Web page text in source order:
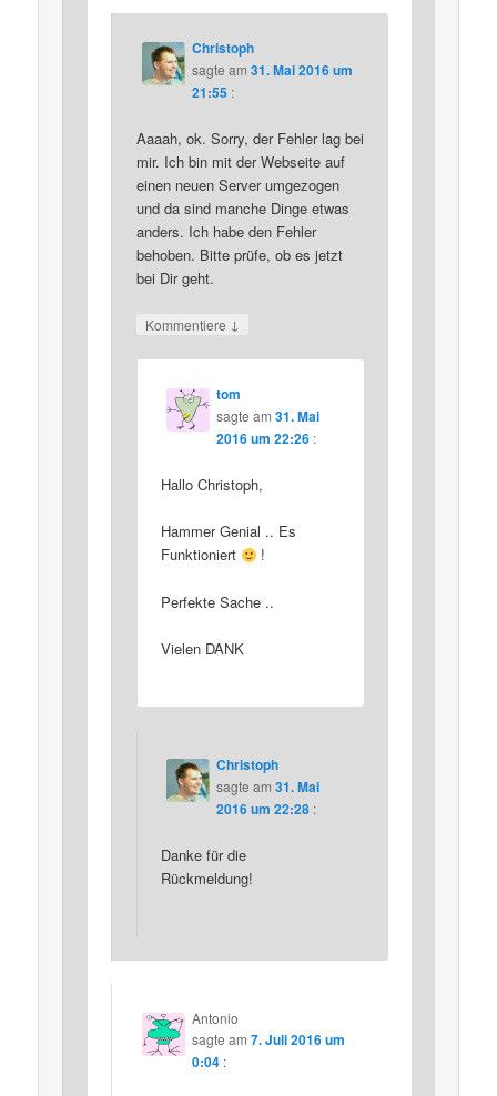
Christoph
sagte am 31. Mai 2016 um
21:55 :
Aaaah, ok. Sorry, der Fehler lag bei
mir. Ich bin mit der Webseite auf
einen neuen Server umgezogen
und da sind manche Dinge etwas
anders. Ich habe den Fehler
behoben. Bitte prüfe, ob es jetzt
bei Dir geht.
Kommentiere ↓
tom
sagte am 31. Mai
2016 um 22:26 :
Hallo Christoph,
Hammer Genial .. Es
Funktioniert
!
Perfekte Sache ..
Vielen DANK
Christoph
sagte am 31. Mai
2016 um 22:28 :
Danke für die
Rückmeldung!
Antonio
sagte am 7. Juli 2016 um
0:04 :